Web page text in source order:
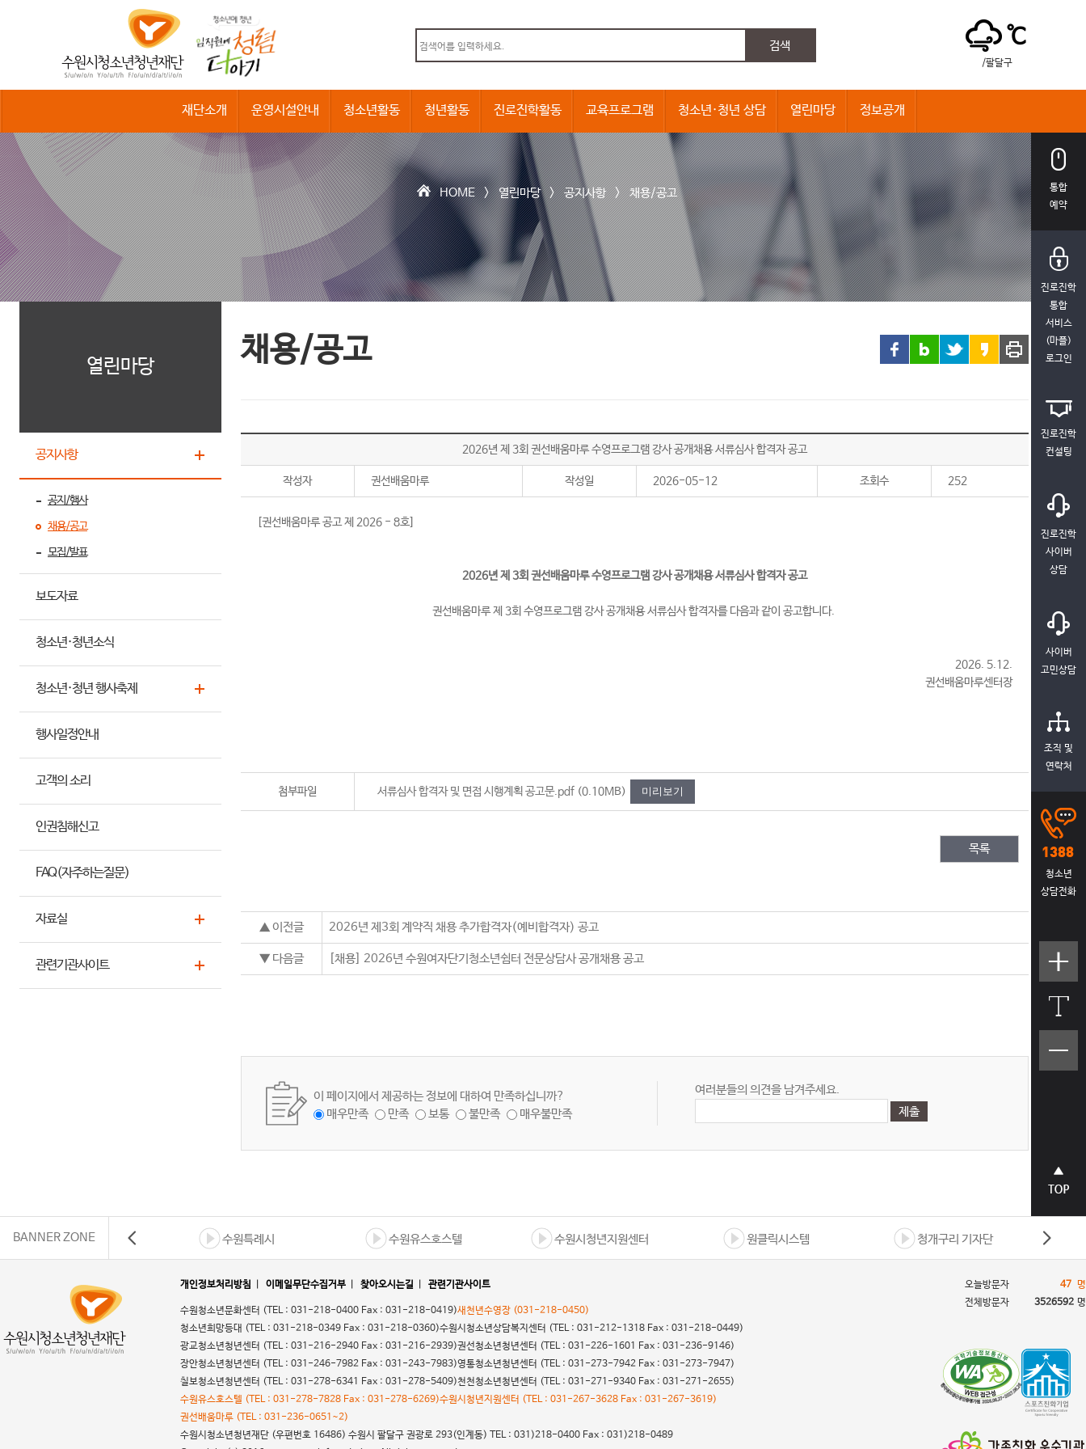
청
소
년
년
재
단
℃
/팔달구
재단소개 운영시설안내 청소년활동 청년활동 진로진학활동 교육프로그램 청소년·청년 상담 열린마당 정보공개
HOME >열린마당>공지사항>채용/공고
열린마당
공지사항
공지/행사
채용/공고
모집/발표
보도자료
청소년·청년소식
청소년·청년 행사축제
행사일정안내
고객의 소리
인권침해신고
FAQ(자주하는질문)
자료실
관련기관사이트
채용/공고
2026년 제 3회 권선배움마루 수영프로그램 강사 공개채용 서류심사 합격자 공고
작성자 권선배움마루 작성일 2026-05-12 조회수 252
[권선배움마루 공고 제 2026 - 8호]
2026년 제 3회 권선배움마루 수영프로그램 강사 공개채용 서류심사 합격자 공고
권선배움마루 제 3회 수영프로그램 강사 공개채용 서류심사 합격자를 다음과 같이 공고합니다.
2026. 5.12.
권선배움마루센터장
첨부파일 서류심사 합격자 및 면접 시행계획 공고문.pdf (0.10MB) 미리보기
목록
▲ 이전글 2026년 제3회 계약직 채용 추가합격자(예비합격자) 공고
▼ 다음글 [채용] 2026년 수원여자단기청소년쉼터 전문상담사 공개채용 공고
이 페이지에서 제공하는 정보에 대하여 만족하십니까?
매우만족
만족 보통 불만족 매우불만족
여러분들의 의견을 남겨주세요.
통합
예약
진로진학
통합
서비스
(마플)
로그인
진로진학
컨설팅
진로진학
사이버
상담
사이버
고민상담
조직 및
연락처
청소년
상담전화
텍스트
크기크
게
텍스트
크기작
상단으
로 바로
BANNER ZONE 수원특례시 수원유스호스텔 수원시청년지원센터 원클릭시스템 청개구리 기자단
개인정보처리방침 이메일무단수집거부 찾아오시는길 관련기관사이트
수원청소년문화센터 (TEL : 031-218-0400 Fax : 031-218-0419)새천년수영장 (031-218-0450)
청소년희망등대 (TEL : 031-218-0349 Fax : 031-218-0360)수원시청소년상담복지센터 (TEL : 031-212-1318 Fax : 031-218-0449)
광교청소년청년센터 (TEL : 031-216-2940 Fax : 031-216-2939)권선청소년청년센터 (TEL : 031-226-1601 Fax : 031-236-9146)
장안청소년청년센터 (TEL : 031-246-7982 Fax : 031-243-7983)영통청소년청년센터 (TEL : 031-273-7942 Fax : 031-273-7947)
칠보청소년청년센터 (TEL : 031-278-6341 Fax : 031-278-5409)천천청소년청년센터 (TEL : 031-271-9340 Fax : 031-271-2655)
수원유스호스텔 (TEL : 031-278-7828 Fax : 031-278-6269)수원시청년지원센터 (TEL : 031-267-3628 Fax : 031-267-3619)
권선배움마루 (TEL : 031-236-0651~2)
수원시청소년청년재단 (우편번호 16486) 수원시 팔달구 권광로 293(인계동) TEL : 031)218-0400 Fax : 031)218-0489
오늘방문자 47 명
전체방문자
3526592 명